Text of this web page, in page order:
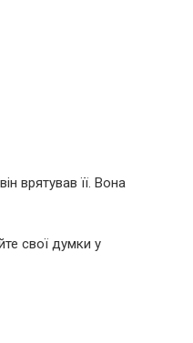
врятував її. Вона
свої думки у